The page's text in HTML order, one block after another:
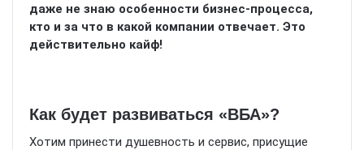
даже не знаю особенности бизнес-процесса,
кто и за что в какой компании отвечает. Это
действительно кайф!
Как будет развиваться «ВБА»?
Хотим принести душевность и сервис, присущие